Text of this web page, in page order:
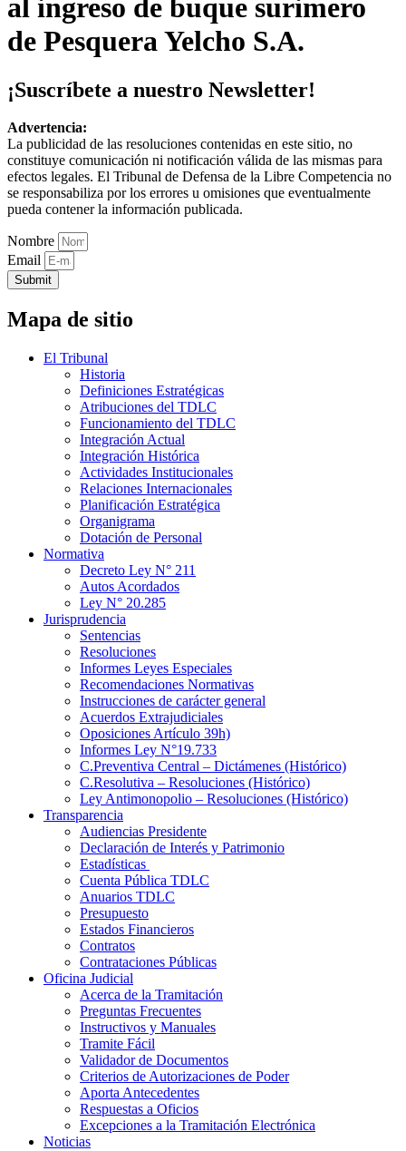
al ingreso de buque surimero
de Pesquera Yelcho S.A.
¡Suscríbete a nuestro Newsletter!
Advertencia:
La publicidad de las resoluciones contenidas en este sitio, no
constituye comunicación ni notificación válida de las mismas para
efectos legales. El Tribunal de Defensa de la Libre Competencia no
se responsabiliza por los errores u omisiones que eventualmente
pueda contener la información publicada.
Nombre
Email
Submit
Mapa de sitio
El Tribunal
Historia
Definiciones Estratégicas
Atribuciones del TDLC
Funcionamiento del TDLC
Integración Actual
Integración Histórica
Actividades Institucionales
Relaciones Internacionales
Planificación Estratégica
Organigrama
Dotación de Personal
Normativa
Decreto Ley N° 211
Autos Acordados
Ley N° 20.285
Jurisprudencia
Sentencias
Resoluciones
Informes Leyes Especiales
Recomendaciones Normativas
Instrucciones de carácter general
Acuerdos Extrajudiciales
Oposiciones Artículo 39h)
Informes Ley N°19.733
C.Preventiva Central – Dictámenes (Histórico)
C.Resolutiva – Resoluciones (Histórico)
Ley Antimonopolio – Resoluciones (Histórico)
Transparencia
Audiencias Presidente
Declaración de Interés y Patrimonio
Estadísticas
Cuenta Pública TDLC
Anuarios TDLC
Presupuesto
Estados Financieros
Contratos
Contrataciones Públicas
Oficina Judicial
Acerca de la Tramitación
Preguntas Frecuentes
Instructivos y Manuales
Tramite Fácil
Validador de Documentos
Criterios de Autorizaciones de Poder
Aporta Antecedentes
Respuestas a Oficios
Excepciones a la Tramitación Electrónica
Noticias